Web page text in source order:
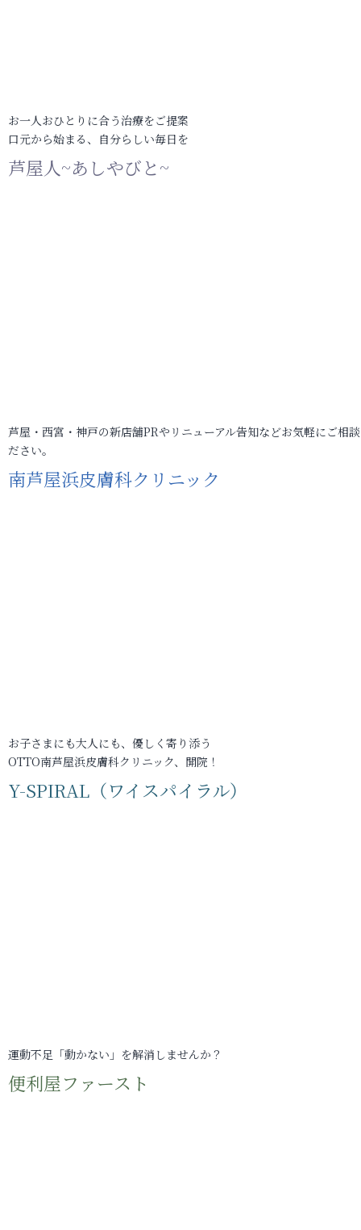
お一人おひとりに合う治療をご提案
口元から始まる、自分らしい毎日を
芦屋人~あしやびと~
芦屋・西宮・神戸の新店舗PRやリニューアル告知などお気軽にご相
ださい。
南芦屋浜皮膚科クリニック
お子さまにも大人にも、優しく寄り添う
OTTO南芦屋浜皮膚科クリニック、開院！
Y-SPIRAL（ワイスパイラル）
運動不足「動かない」を解消しませんか？
便利屋ファースト